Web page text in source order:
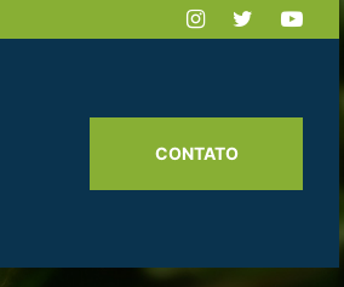
CONTATO